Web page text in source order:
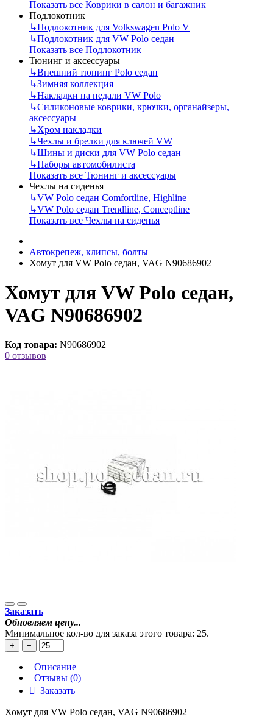
Показать все Коврики в салон и багажник
Подлокотник
↳Подлокотник для Volkswagen Polo V
↳Подлокотник для VW Polo седан
Показать все Подлокотник
Тюнинг и аксессуары
↳Внешний тюнинг Polo седан
↳Зимняя коллекция
↳Накладки на педали VW Polo
↳Силиконовые коврики, крючки, органайзеры,
аксессуары
↳Хром накладки
↳Чехлы и брелки для ключей VW
↳Шины и диски для VW Polo седан
↳Наборы автомобилиста
Показать все Тюнинг и аксессуары
Чехлы на сиденья
↳VW Polo седан Comfortline, Highline
↳VW Polo седан Trendline, Conceptline
Показать все Чехлы на сиденья
Автокрепеж, клипсы, болты
Хомут для VW Polo седан, VAG N90686902
Хомут для VW Polo седан,
VAG N90686902
Код товара: N90686902
0 отзывов
Заказать
Обновляем цену...
Минимальное кол-во для заказа этого товара: 25.
+ −
Описание
Отзывы (0)
Заказать
Хомут для VW Polo седан, VAG N90686902